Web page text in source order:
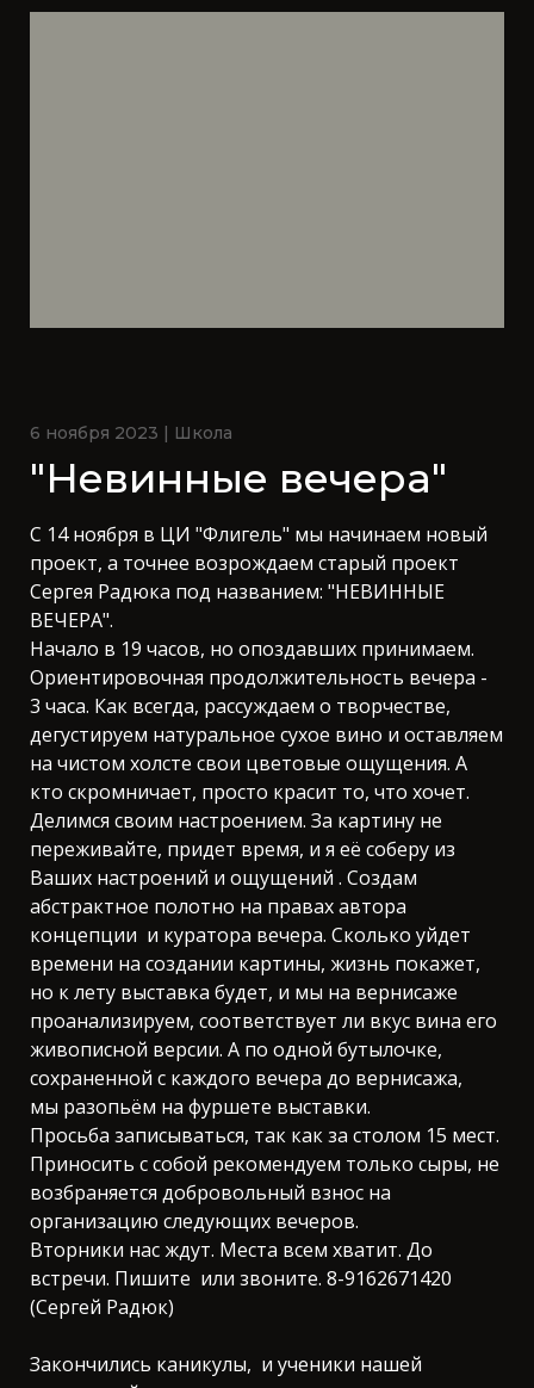
6 ноября 2023 | Школа
"Невинные вечера"
С 14 ноября в ЦИ "Флигель" мы начинаем новый
проект, а точнее возрождаем старый проект
Сергея Радюка под названием: "НЕВИННЫЕ
ВЕЧЕРА".
Начало в 19 часов, но опоздавших принимаем.
Ориентировочная продолжительность вечера -
3 часа. Как всегда, рассуждаем о творчестве,
дегустируем натуральное сухое вино и оставляем
на чистом холсте свои цветовые ощущения. А
кто скромничает, просто красит то, что хочет.
Делимся своим настроением. За картину не
переживайте, придет время, и я её соберу из
Ваших настроений и ощущений . Создам
абстрактное полотно на правах автора
концепции и куратора вечера. Сколько уйдет
времени на создании картины, жизнь покажет,
но к лету выставка будет, и мы на вернисаже
проанализируем, соответствует ли вкус вина его
живописной версии. А по одной бутылочке,
сохраненной с каждого вечера до вернисажа,
мы разопьём на фуршете выставки.
Просьба записываться, так как за столом 15 мест.
Приносить с собой рекомендуем только сыры, не
возбраняется добровольный взнос на
организацию следующих вечеров.
Вторники нас ждут. Места всем хватит. До
встречи. Пишите или звоните. 8-9162671420
(Сергей Радюк)
Закончились каникулы, и ученики нашей